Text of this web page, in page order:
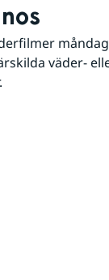
väder-